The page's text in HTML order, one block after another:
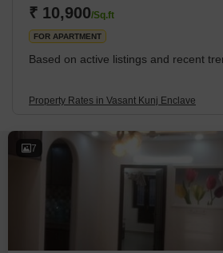
₹ 10,900/Sq.ft
FOR APARTMENT
Based on active listings and recent
Property Rates in Vasant Kunj Enclave
7